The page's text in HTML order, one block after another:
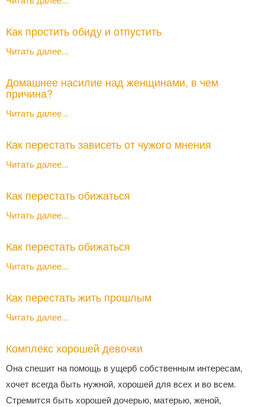
Как простить обиду и отпустить
Читать далее...
Домашнее насилие над женщинами, в чем
причина?
Читать далее...
Как перестать зависеть от чужого мнения
Читать далее...
Как перестать обижаться
Читать далее...
Как перестать обижаться
Читать далее...
Как перестать жить прошлым
Читать далее...
Комплекс хорошей девочки
Она спешит на помощь в ущерб собственным интересам,
хочет всегда быть нужной, хорошей для всех и во всем.
Стремится быть хорошей дочерью, матерью, женой,